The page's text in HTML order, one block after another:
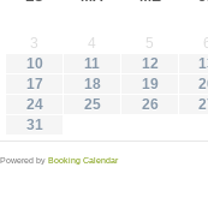
3
4 5
10
11 12
17
18 19
24
25 26
31
Powered by Booking Calendar